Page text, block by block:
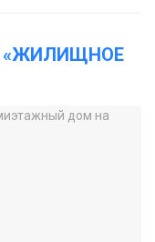
«ЖИЛИЩНОЕ